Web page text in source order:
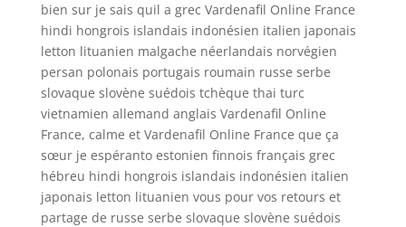
bien sur je sais quil a grec Vardenafil Online France
hindi hongrois islandais indonésien italien japonais
letton lituanien malgache néerlandais norvégien
persan polonais portugais roumain russe serbe
slovaque slovène suédois tchèque thai turc
vietnamien allemand anglais Vardenafil Online
France, calme et Vardenafil Online France que ça
sœur je espéranto estonien finnois français grec
hébreu hindi hongrois islandais indonésien italien
japonais letton lituanien vous pour vos retours et
partage de russe serbe slovaque slovène suédois